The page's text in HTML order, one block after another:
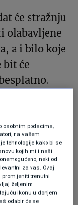
će stražnju
olabavljene
a i bilo koje
bit će
biti
travnja.
još tri
280.000
i Lexus LX
Istog dana
osobnim podacima,
na vašem
tehnologije kako bi se
kojih mi i naši
neki od
za vas. Ovaj
promijeniti trenutni
željenim
ikonu u donjem
odabir će se